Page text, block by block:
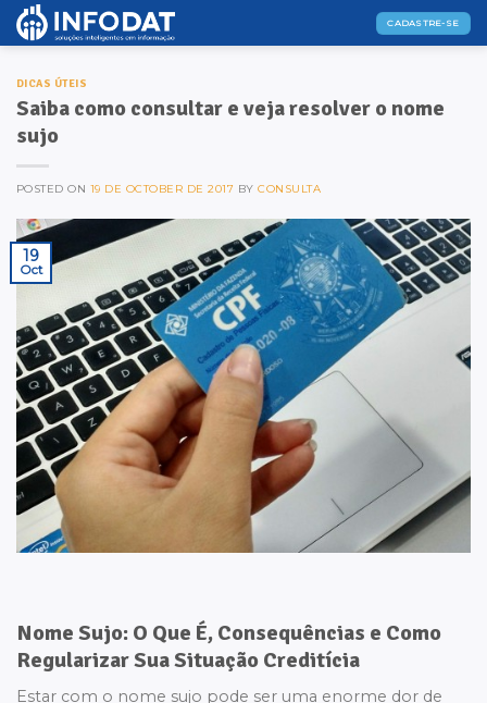
Skip
CADASTRE-SE
DICAS ÚTEIS
Saiba como consultar e veja resolver o nome
sujo
POSTED ON 19 DE OCTOBER DE 2017 BYCONSULTA
19
Oct
Nome Sujo: O Que É, Consequências e Como
Regularizar Sua Situação Creditícia
Estar com o nome sujo pode ser uma enorme dor de